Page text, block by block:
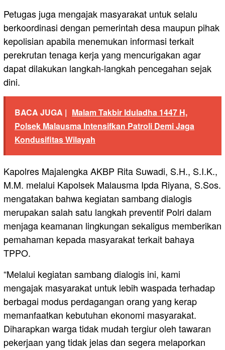
Petugas juga mengajak masyarakat untuk selalu
berkoordinasi dengan pemerintah desa maupun pihak
kepolisian apabila menemukan informasi terkait
perekrutan tenaga kerja yang mencurigakan agar
dapat dilakukan langkah-langkah pencegahan sejak
dini.
BACA JUGA | Malam Takbir Iduladha 1447 H,
Polsek Malausma Intensifkan Patroli Demi Jaga
Kondusifitas Wilayah
Kapolres Majalengka AKBP Rita Suwadi, S.H., S.I.K.,
M.M. melalui Kapolsek Malausma Ipda Riyana, S.Sos.
mengatakan bahwa kegiatan sambang dialogis
merupakan salah satu langkah preventif Polri dalam
menjaga keamanan lingkungan sekaligus memberikan
pemahaman kepada masyarakat terkait bahaya
TPPO.
“Melalui kegiatan sambang dialogis ini, kami
mengajak masyarakat untuk lebih waspada terhadap
berbagai modus perdagangan orang yang kerap
memanfaatkan kebutuhan ekonomi masyarakat.
Diharapkan warga tidak mudah tergiur oleh tawaran
pekerjaan yang tidak jelas dan segera melaporkan